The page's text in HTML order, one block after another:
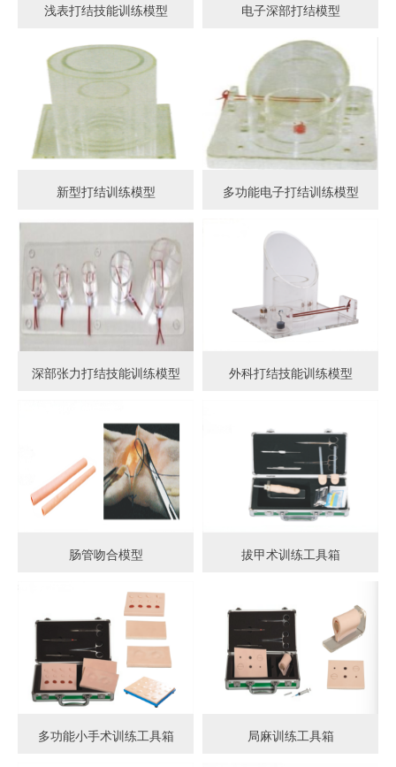
浅表打结技能训练模型 电子深部打结模型
新型打结训练模型 多功能电子打结训练模型
深部张力打结技能训练模型 外科打结技能训练模型
肠管吻合模型 拔甲术训练工具箱
多功能小手术训练工具箱 局麻训练工具箱